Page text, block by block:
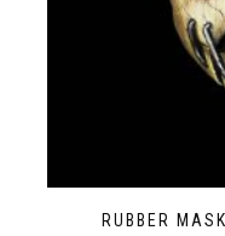
RUBBER